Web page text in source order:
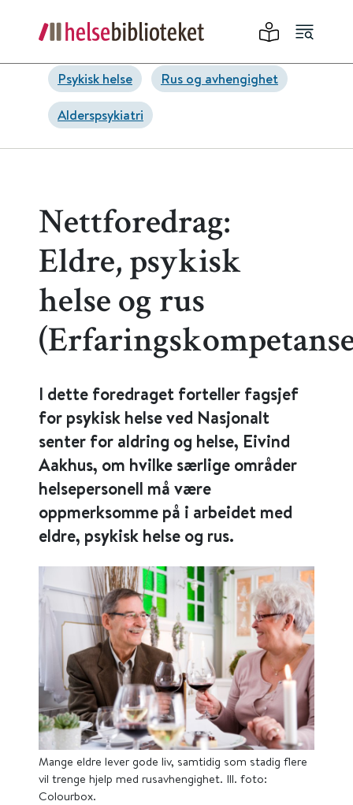
Psykisk helse
Rus og avhengighet
Alderspsykiatri
Nettforedrag:
Eldre, psykisk
helse og rus
I dette foredraget forteller fagsjef
for psykisk helse ved Nasjonalt
senter for aldring og helse, Eivind
Aakhus, om hvilke særlige områder
helsepersonell må være
oppmerksomme på i arbeidet med
eldre, psykisk helse og rus.
Mange eldre lever gode liv, samtidig som stadig flere
vil trenge hjelp med rusavhengighet. Ill. foto:
Colourbox.